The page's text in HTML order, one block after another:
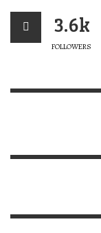
3.6k
FOLLOWERS